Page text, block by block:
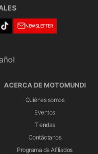
NEWSLETTER
ACERCA DE MOTOMUNDI
Quiénes somos
Eventos
Tiendas
Contáctanos
Programa de Afiliados